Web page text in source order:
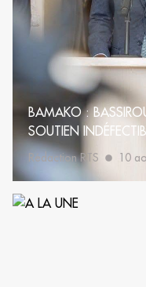
BAMAKO :
SOUTIEN
Rédaction RTS 10